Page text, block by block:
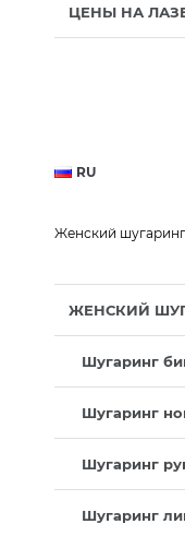
ЦЕНЫ НА
RU
Женский шугаринг
ЖЕНСКИЙ
Шугаринг
Шугаринг
Шугаринг
Шугаринг